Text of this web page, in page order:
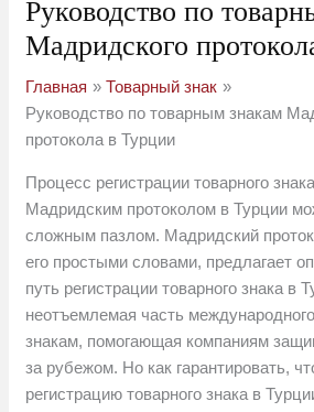
Руководство по
Мадридского
Главная
Товарный знак
Руководство по товарным знакам
протокола в Турции
Процесс регистрации товарного
Мадридским протоколом в Турции
сложным пазлом. Мадридский
его простыми словами, предлагает
путь регистрации товарного знака в
неотъемлемая часть
знакам, помогающая компаниям
за рубежом. Но как гарантировать,
регистрацию товарного знака в